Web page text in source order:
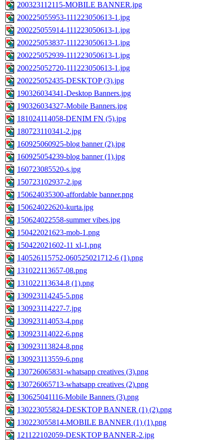
200323112115-MOBILE BANNER.jpg
200225055953-111223050613-1.jpg
200225055914-111223050613-1.jpg
200225053837-111223050613-1.jpg
200225052939-111223050613-1.jpg
200225052720-111223050613-1.jpg
200225052435-DESKTOP (3).jpg
190326034341-Desktop Banners.jpg
190326034327-Mobile Banners.jpg
181024114058-DENIM FN (5).jpg
180723110341-2.jpg
160925060925-blog banner (2).jpg
160925054239-blog banner (1).jpg
160723085520-s.jpg
150723102937-2.jpg
150624035300-affordable banner.png
150624022620-kurta.jpg
150624022558-summer vibes.jpg
150422021623-mob-1.png
150422021602-11 xl-1.png
140526115752-060525021712-6 (1).png
131022113657-08.png
131022113634-8 (1).png
130923114245-5.png
130923114227-7.jpg
130923114053-4.png
130923114022-6.png
130923113824-8.png
130923113559-6.png
130726065831-whatsapp creatives (3).png
130726065713-whatsapp creatives (2).png
130625041116-Mobile Banners (3).png
130223055824-DESKTOP BANNER (1) (2).png
130223055814-MOBILE BANNER (1) (1).png
121122102059-DESKTOP BANNER-2.jpg